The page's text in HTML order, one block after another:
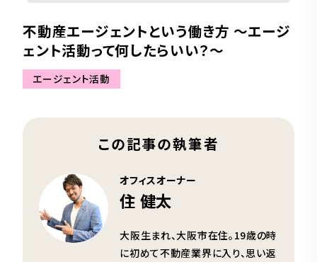
不動産エージェントという働き方 ～エージ
ェント活動って何したらいい？～
エージェント活動
この記事の執筆者
オフィスオーナー
住 健太
大阪生まれ、大阪市在住。19歳の時
に初めて不動産業界に入り、思い返